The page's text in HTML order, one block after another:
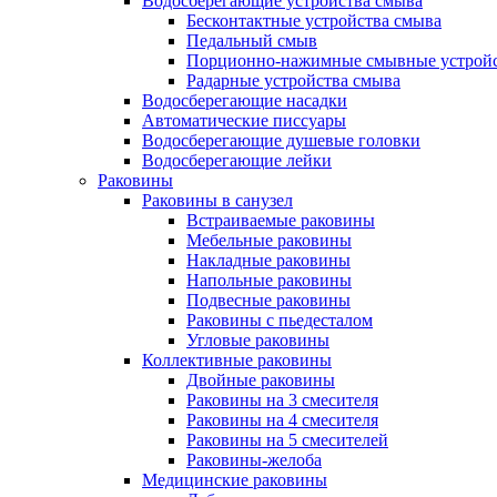
Бесконтактные устройства смыва
Педальный смыв
Порционно-нажимные смывные
Радарные устройства смыва
Водосберегающие насадки
Автоматические писсуары
Водосберегающие душевые головки
Водосберегающие лейки
Раковины
Раковины в санузел
Встраиваемые раковины
Мебельные раковины
Накладные раковины
Напольные раковины
Подвесные раковины
Раковины с пьедесталом
Угловые раковины
Коллективные раковины
Двойные раковины
Раковины на 3 смесителя
Раковины на 4 смесителя
Раковины на 5 смесителей
Раковины-желоба
Медицинские раковины